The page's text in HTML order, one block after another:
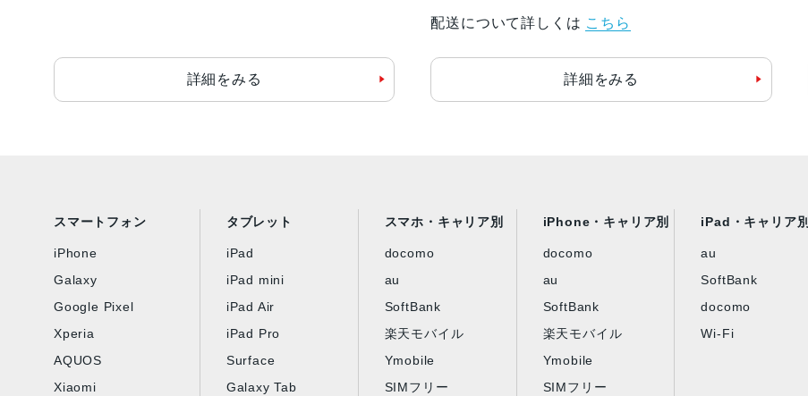
詳細をみる
配送について詳しくは こちら
詳細をみる
スマートフォン
iPhone
Galaxy
Google Pixel
Xperia
AQUOS
Xiaomi
タブレット
iPad
iPad mini
iPad Air
iPad Pro
Surface
Galaxy Tab
スマホ・キャリア別
docomo
au
SoftBank
楽天モバイル
Ymobile
SIMフリー
iPhone・キャリア別
docomo
au
SoftBank
楽天モバイル
Ymobile
SIMフリー
iPad・キャリア別
au
SoftBank
docomo
Wi-Fi